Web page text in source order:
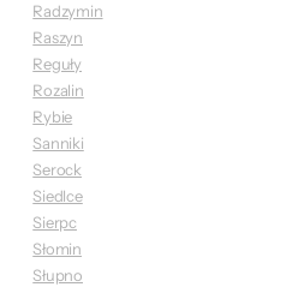
Radzymin
Raszyn
Reguły
Rozalin
Rybie
Sanniki
Serock
Siedlce
Sierpc
Słomin
Słupno